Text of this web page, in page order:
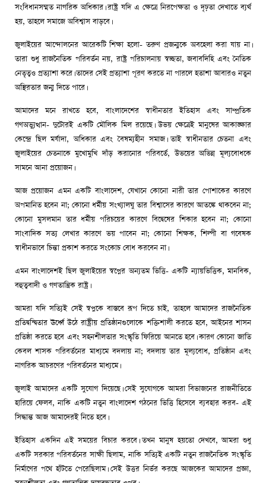
সংবিধানসম্মত নাগরিক অধিকার। রাষ্ট্র যদি এ ক্ষেত্রে নিরপেক্ষতা ও দৃঢ়তা দেখাতে ব্যর্থ
হয়, তাহলে সমাজে অবিশ্বাস বাড়বে।
জুলাইয়ের আন্দোলনের আরেকটি শিক্ষা হলো- তরুণ প্রজন্মকে অবহেলা করা যায় না।
তারা শুধু রাজনৈতিক পরিবর্তন নয়, রাষ্ট্র পরিচালনায় স্বচ্ছতা, জবাবদিহি এবং নৈতিক
নেতৃত্বও প্রত্যাশা করে। তাদের সেই প্রত্যাশা পূরণ করতে না পারলে হতাশা আবারও নতুন
অস্থিরতার জন্ম দিতে পারে।
আমাদের মনে রাখতে হবে, বাংলাদেশের স্বাধীনতার ইতিহাস এবং সাম্প্রতিক
গণঅভ্যুত্থান- দুটোরই একটি মৌলিক মিল রয়েছে। উভয় ক্ষেত্রেই মানুষের আকাঙ্ক্ষার
কেন্দ্রে ছিল মর্যাদা, অধিকার এবং বৈষম্যহীন সমাজ। তাই স্বাধীনতার চেতনা এবং
জুলাইয়ের চেতনাকে মুখোমুখি দাঁড় করানোর পরিবর্তে, উভয়ের অভিন্ন মূল্যবোধকে
সামনে আনা প্রয়োজন।
আজ প্রয়োজন এমন একটি বাংলাদেশ, যেখানে কোনো নারী তার পোশাকের কারণে
অপমানিত হবেন না; কোনো ধর্মীয় সংখ্যালঘু তার বিশ্বাসের কারণে আতঙ্কে থাকবেন না;
কোনো মুসলমান তার ধর্মীয় পরিচয়ের কারণে বিদ্বেষের শিকার হবেন না; কোনো
সাংবাদিক সত্য লেখার কারণে ভয় পাবেন না; কোনো শিক্ষক, শিল্পী বা গবেষক
স্বাধীনভাবে চিন্তা প্রকাশ করতে সংকোচ বোধ করবেন না।
এমন বাংলাদেশই ছিল জুলাইয়ের স্বপ্নের অন্যতম ভিত্তি- একটি ন্যায়ভিত্তিক, মানবিক,
বহুত্ববাদী ও গণতান্ত্রিক রাষ্ট্র।
আমরা যদি সত্যিই সেই স্বপ্নকে বাস্তবে রূপ দিতে চাই, তাহলে আমাদের রাজনৈতিক
প্রতিদ্বন্দ্বিতার ঊর্ধ্বে উঠে রাষ্ট্রীয় প্রতিষ্ঠানগুলোকে শক্তিশালী করতে হবে, আইনের শাসন
প্রতিষ্ঠা করতে হবে এবং সহনশীলতার সংস্কৃতি ফিরিয়ে আনতে হবে। কারণ কোনো জাতি
কেবল শাসক পরিবর্তনের মাধ্যমে বদলায় না; বদলায় তার মূল্যবোধ, প্রতিষ্ঠান এবং
নাগরিক আচরণের পরিবর্তনের মাধ্যমে।
জুলাই আমাদের একটি সুযোগ দিয়েছে। সেই সুযোগকে আমরা বিভাজনের রাজনীতিতে
হারিয়ে ফেলব, নাকি একটি নতুন বাংলাদেশ গঠনের ভিত্তি হিসেবে ব্যবহার করব- এই
সিদ্ধান্ত আজ আমাদেরই নিতে হবে।
ইতিহাস একদিন এই সময়ের বিচার করবে। তখন মানুষ হয়তো দেখবে, আমরা শুধু
একটি সরকার পরিবর্তনের সাক্ষী ছিলাম, নাকি সত্যিই একটি নতুন রাজনৈতিক সংস্কৃতি
নির্মাণের পথে হাঁটতে পেরেছিলাম। সেই উত্তর নির্ভর করছে আজকের আমাদের প্রজ্ঞা,